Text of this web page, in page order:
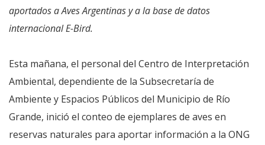
aportados a Aves Argentinas y a la base de datos
internacional E-Bird.
Esta mañana, el personal del Centro de Interpretación
Ambiental, dependiente de la Subsecretaría de
Ambiente y Espacios Públicos del Municipio de Río
Grande, inició el conteo de ejemplares de aves en
reservas naturales para aportar información a la ONG